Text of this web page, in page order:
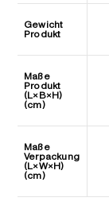
Gewicht
Produkt
Maße
Produkt
(L×B×H)
(cm)
Maße
Verpackung
(L×W×H)
(cm)